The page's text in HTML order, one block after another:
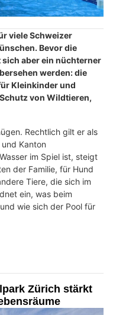
viele Schweizer
Bevor die
aber ein nüchterner
werden: die
Kleinkinder und
von Wildtieren,
Rechtlich gilt er als
Kanton
im Spiel ist, steigt
der Familie, für Hund
Tiere, die sich im
ein, was beim
wie sich der Pool für
Zürich stärkt